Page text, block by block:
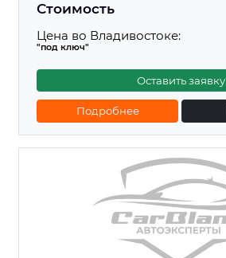
Стоимость
Цена во Владивостоке:
"под ключ"
Оставить заявку
Подробнее